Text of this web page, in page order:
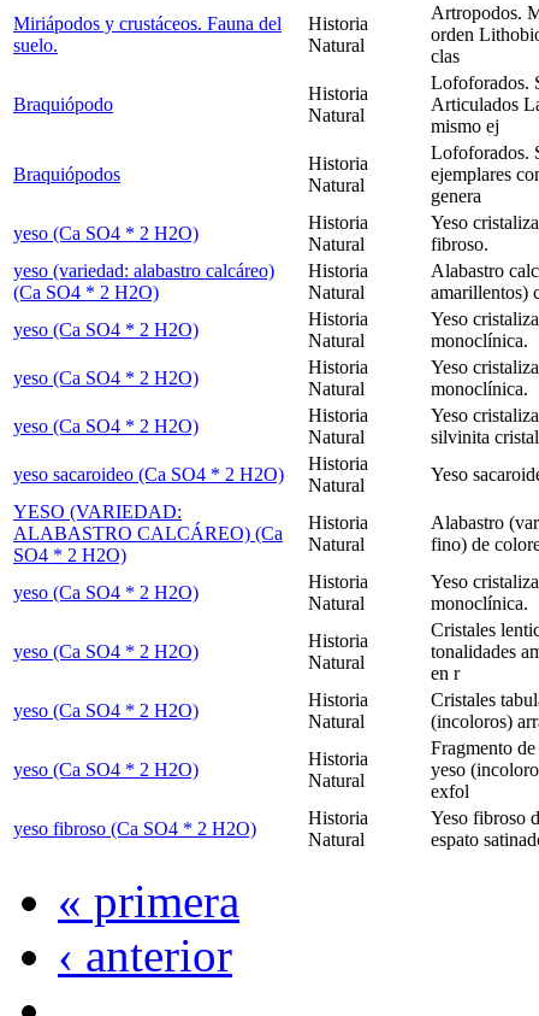
Miriápodos y crustáceos. Fauna del
suelo.
Historia
Natural
Artropodos.
orden
clas
Braquiópodo
Historia
Natural
Lofoforados.
Articulados
mismo ej
Braquiópodos
Historia
Natural
Lofoforados.
ejemplares
genera
yeso (Ca SO4 * 2 H2O)
Historia
Natural
Yeso
fibroso.
yeso (variedad: alabastro calcáreo)
(Ca SO4 * 2 H2O)
Historia
Natural
Alabastro
amarillentos)
yeso (Ca SO4 * 2 H2O)
Historia
Natural
Yeso
monoclínica.
yeso (Ca SO4 * 2 H2O)
Historia
Natural
Yeso
monoclínica.
yeso (Ca SO4 * 2 H2O)
Historia
Natural
Yeso
silvinita
yeso sacaroideo (Ca SO4 * 2 H2O)
Historia
Natural
Yeso
YESO (VARIEDAD:
ALABASTRO CALCÁREO) (Ca
SO4 * 2 H2O)
Historia
Natural
Alabastro
fino) de
yeso (Ca SO4 * 2 H2O)
Historia
Natural
Yeso
monoclínica.
yeso (Ca SO4 * 2 H2O)
Historia
Natural
Cristales
tonalidades
en r
yeso (Ca SO4 * 2 H2O)
Historia
Natural
Cristales
(incoloros)
yeso (Ca SO4 * 2 H2O)
Historia
Natural
Fragmento
yeso
exfol
yeso fibroso (Ca SO4 * 2 H2O)
Historia
Natural
Yeso fibroso
espato
« primera
‹ anterior